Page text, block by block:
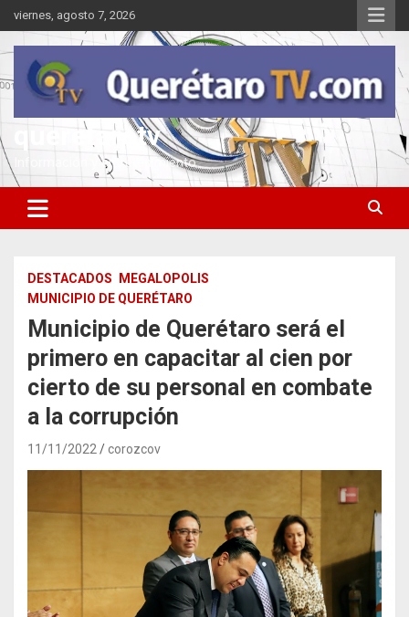
Saltar
al
contenido
viernes, agosto 7, 2026
queretarotv
Información y entretenimiento
DESTACADOS
MEGALOPOLIS
MUNICIPIO DE QUERÉTARO
Municipio de Querétaro será el
primero en capacitar al cien por
cierto de su personal en combate
a la corrupción
11/11/2022 corozcov